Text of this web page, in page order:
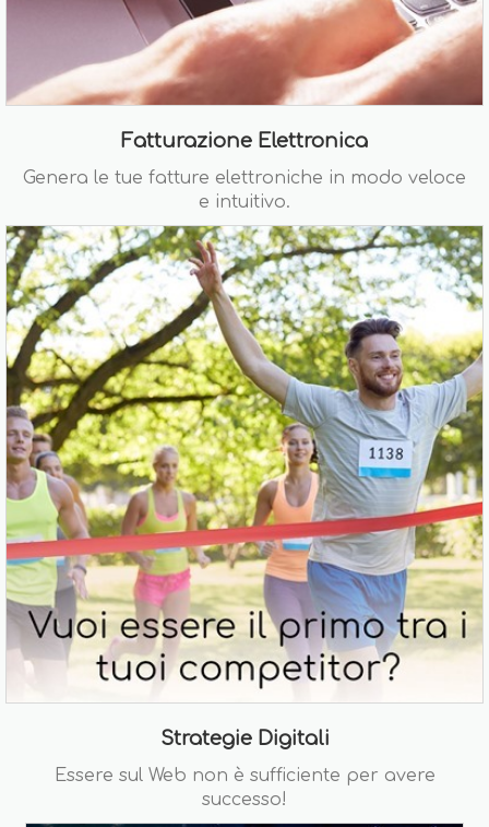
Fatturazione Elettronica
Genera le tue fatture elettroniche in modo veloce
e intuitivo.
Strategie Digitali
Essere sul Web non è sufficiente per avere
successo!